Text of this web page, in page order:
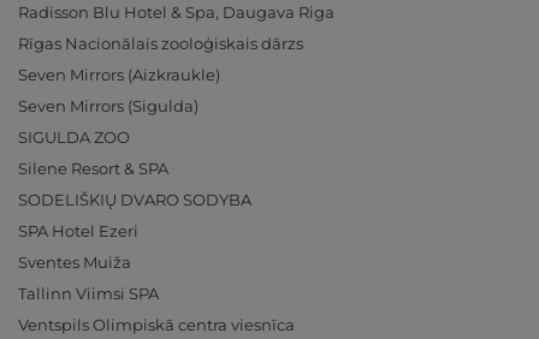
Radisson Blu Hotel & Spa, Daugava Riga
Rīgas Nacionālais zooloģiskais dārzs
Seven Mirrors (Aizkraukle)
Seven Mirrors (Sigulda)
SIGULDA ZOO
Silene Resort & SPA
SODELIŠKIŲ DVARO SODYBA
SPA Hotel Ezeri
Sventes Muiža
Tallinn Viimsi SPA
Ventspils Olimpiskā centra viesnīca